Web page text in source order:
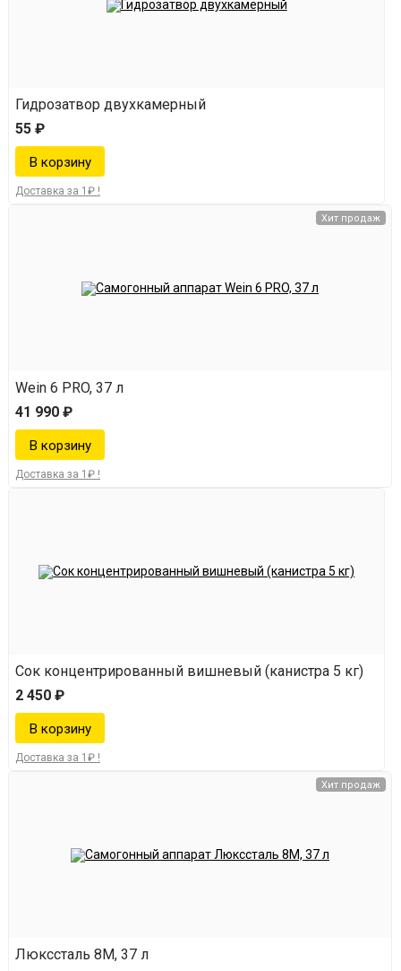
Гидрозатвор двухкамерный
55 ₽
Доставка за 1₽ !
Хит продаж
Wein 6 PRO, 37 л
41 990 ₽
Доставка за 1₽ !
Сок концентрированный вишневый (канистра 5 кг)
2 450 ₽
Доставка за 1₽ !
Хит продаж
Люкссталь 8М, 37 л